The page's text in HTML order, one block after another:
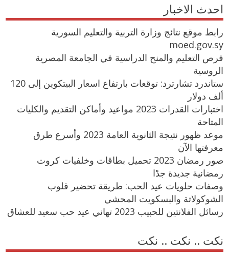
احدث الاخبار
رابط موقع نتائج وزارة التربية والتعليم السورية
moed.gov.sy
فرص التعليم والمنح الدراسية في الجامعة المصرية
الروسية
ستاندرد تشارترد: توقعات بارتفاع اسعار البيتكوين إلى 120
ألف دولار
اختبارات القدرات 2023 مواعيد وأماكن التقديم والكليات
المتاحة
موعد ظهور نتيجة الثانوية العامة 2023 وأسرع طرق
معرفتها الآن
صور رمضان 2023 تحميل بطاقات وخلفيات كروت
رمضانية جديدة جدًا
وصفات حلويات عيد الحب: طريقة تحضير قلوب
الشوكولاتة والبسكويت المحشي
رسائل الفلانتين للحبيب 2023 تهاني عيد حب سعيد للعشاق
نكت .. نكت .. نكت